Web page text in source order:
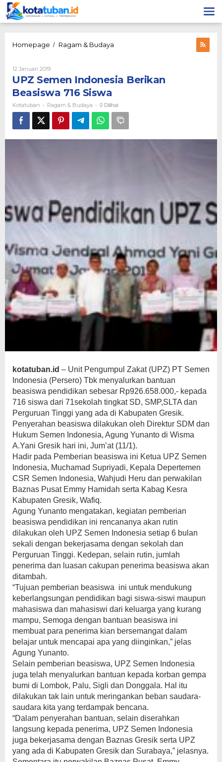
Lewati
ke
konten
Homepage / Ragam & Budaya
Beasiswa
12 Januari 2019Oleh
Kotatuban
UPZ Semen Indonesia Berikan
Beasiswa 716 Siswa
Kotatuban - Ragam & Budaya - 0 Dilihat
kotatuban.id – Unit Pengumpul Zakat (UPZ) PT Semen
Indonesia (Persero) Tbk menyalurkan bantuan
beasiswa pendidikan sebesar Rp926.658.000,- kepada
716 siswa dari 71sekolah tingkat SD, SMP,SLTA dan
Perguruan Tinggi yang ada di Kabupaten Gresik.
Penyerahan beasiswa dilakukan oleh Direktur SDM dan
Hukum Semen Indonesia, Agung Yunanto di Wisma
A.Yani Gresik hari ini, Jum’at (11/1).
Hadir pada Pemberian beasiswa ini Ketua UPZ Semen
Indonesia, Muchamad Supriyadi, Kepala Depertemen
CSR Semen Indonesia, Wahjudi Heru dan perwakilan
Baznas Pusat Emmy Hamidah serta Kabag Kesra
Kabupaten Gresik, Wafiq.
Agung Yunanto mengatakan, kegiatan pemberian
beasiswa pendidikan ini rencananya akan rutin
dilakukan oleh UPZ Semen Indonesia setiap 6 bulan
sekali dengan bekerjasama dengan sekolah dan
Perguruan Tinggi. Kedepan, selain rutin, jumlah
penerima dan luasan cakupan penerima beasiswa akan
ditambah.
“Tujuan pemberian beasiswa ini untuk mendukung
keberlangsungan pendidikan bagi siswa-siswi maupun
mahasiswa dan mahasiswi dari keluarga yang kurang
mampu, Semoga dengan bantuan beasiswa ini
membuat para penerima kian bersemangat dalam
belajar untuk mencapai apa yang diinginkan,” jelas
Agung Yunanto.
Selain pemberian beasiswa, UPZ Semen Indonesia
juga telah menyalurkan bantuan kepada korban gempa
bumi di Lombok, Palu, Sigli dan Donggala. Hal itu
dilakukan tak lain untuk meringankan beban saudara-
saudara kita yang terdampak bencana.
“Dalam penyerahan bantuan, selain diserahkan
langsung kepada penerima, UPZ Semen Indonesia
juga bekerjasama dengan Baznas Gresik serta UPZ
yang ada di Kabupaten Gresik dan Surabaya,” jelasnya.